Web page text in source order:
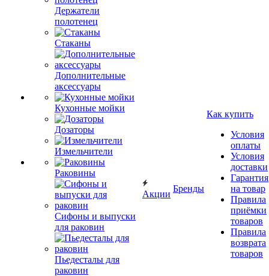
Держатели
полотенец
Стаканы
Дополнительные
аксессуары
Кухонные мойки
Дозаторы
Измельчители
Раковины
Сифоны и выпуски
для раковин
Пьедесталы для
раковин
Акции
Бренды
Как купить
Условия
оплаты
Условия
доставки
Гарантия
на товар
Правила
приёмки
товаров
Правила
возврата
товаров